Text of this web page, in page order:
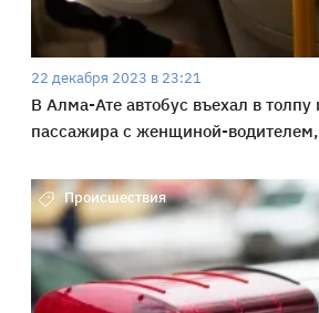
22 декабря 2023 в 23:21
В Алма-Ате автобус въехал в толпу
пассажира с женщиной-водителем,
Происшествия